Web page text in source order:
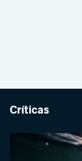
Críticas